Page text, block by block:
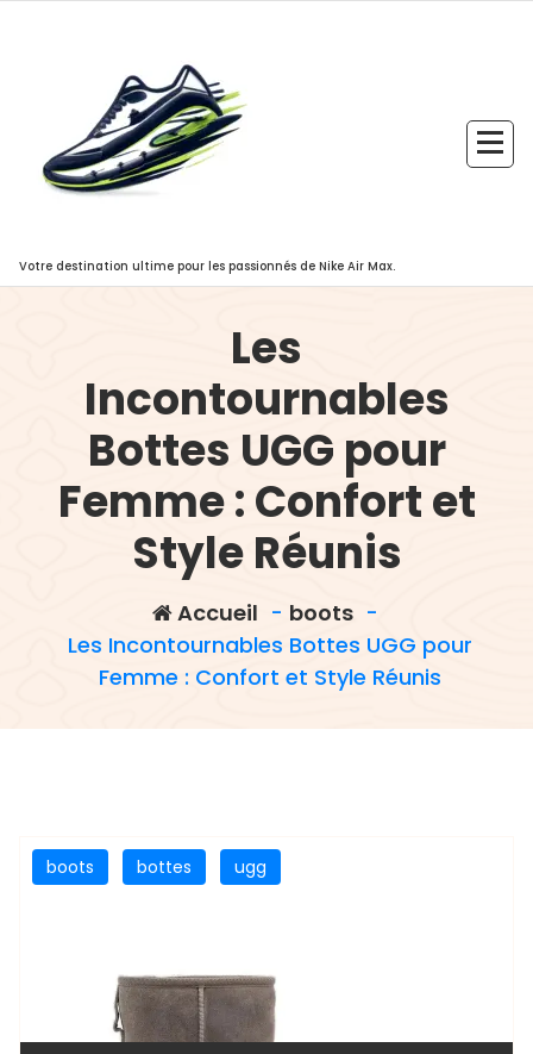
Votre destination ultime pour les passionnés de Nike Air Max.
Les
Incontournables
Bottes UGG pour
Femme : Confort et
Style Réunis
Accueil - boots-
Les Incontournables Bottes UGG pour
Femme : Confort et Style Réunis
boots bottes ugg